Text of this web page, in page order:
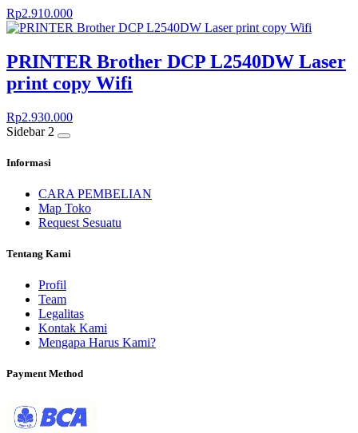
Rp2.910.000
PRINTER Brother DCP L2540DW Laser
print copy Wifi
Rp2.930.000
Sidebar 2
Informasi
CARA PEMBELIAN
Map Toko
Request Sesuatu
Tentang Kami
Profil
Team
Legalitas
Kontak Kami
Mengapa Harus Kami?
Payment Method